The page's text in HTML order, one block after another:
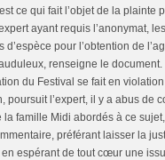
ce qui fait l’objet de la plainte
ayant requis l’anonymat,
d’espèce pour l’obtention de
renseigne le document.
du Festival se fait en
poursuit l’expert, il y a abus de
la famille Midi abordés à ce
préférant laisser la
espérant de tout cœur une